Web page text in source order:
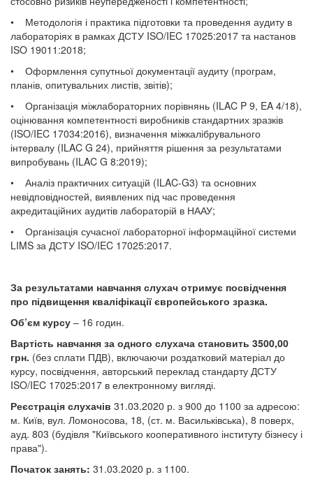
• Методологія і практика підготовки та проведення аудиту в
лабораторіях в рамках ДСТУ ISO/IEC 17025:2017 та настанов
ISO 19011:2018;
• Оформлення супутньої документації аудиту (програм,
планів, опитувальних листів, звітів);
• Організація міжлабораторних порівнянь (ILAC P 9, EA 4/18),
оцінювання компетентності виробників стандартних зразків
(ISO/IEC 17034:2016), визначення міжкалібрувального
інтервалу (ILAC G 24), прийняття рішення за результатами
випробувань (ILAC G 8:2019);
• Аналіз практичних ситуацій (ILAC-G3) та основних
невідповідностей, виявлених під час проведення
акредитаційних аудитів лабораторій в НААУ;
• Організація сучасної лабораторної інформаційної системи
LIMS за ДСТУ ISO/IEC 17025:2017.
За результатами навчання слухач отримує посвідчення
про підвищення кваліфікації європейського зразка.
Об’єм курсу – 16 годин.
Вартість навчання за одного слухача становить 3500,00
грн. (без сплати ПДВ), включаючи роздатковий матеріал до
курсу, посвідчення, авторський переклад стандарту ДСТУ
ISO/IEC 17025:2017 в електронному вигляді.
Реєстрація слухачів 31.03.2020 р. з 900 до 1100 за адресою:
м. Київ, вул. Ломоносова, 18, (ст. м. Васильківська), 8 поверх,
ауд. 803 (будівля "Київського кооперативного інституту бізнесу і
права").
Початок занять: 31.03.2020 р. з 1100.